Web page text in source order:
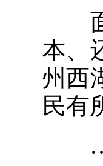
面
本、
州西
民有